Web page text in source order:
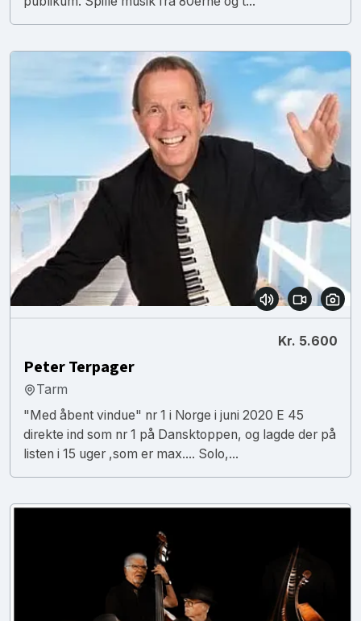
Kr. 5.600
Peter Terpager
Tarm
"Med åbent vindue" nr 1 i Norge i juni 2020 E 45
direkte ind som nr 1 på Dansktoppen, og lagde der på
listen i 15 uger ,som er max.... Solo,...